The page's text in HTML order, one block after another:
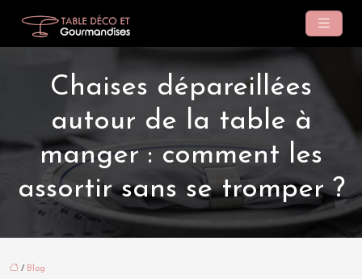
Chaises dépareillées
autour de la table à
manger : comment les
assortir sans se tromper ?
/ Blog